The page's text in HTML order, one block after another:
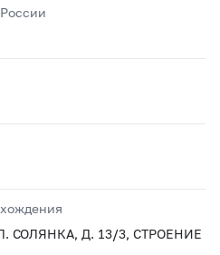
СОЛЯНКА, Д. 13/3, СТРОЕНИЕ